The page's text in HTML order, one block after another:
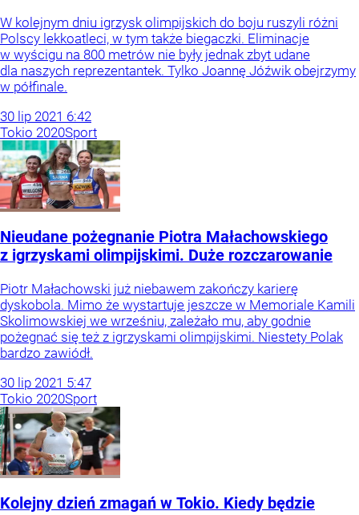
W kolejnym dniu igrzysk olimpijskich do boju ruszyli różni
Polscy lekkoatleci, w tym także biegaczki. Eliminacje
w wyścigu na 800 metrów nie były jednak zbyt udane
dla naszych reprezentantek. Tylko Joannę Jóźwik obejrzymy
w półfinale.
30 lip 2021 6:42
Tokio 2020Sport
Nieudane pożegnanie Piotra Małachowskiego
z igrzyskami olimpijskimi. Duże rozczarowanie
Piotr Małachowski już niebawem zakończy karierę
dyskobola. Mimo że wystartuje jeszcze w Memoriale Kamili
Skolimowskiej we wrześniu, zależało mu, aby godnie
pożegnać się też z igrzyskami olimpijskimi. Niestety Polak
bardzo zawiódł.
30 lip 2021 5:47
Tokio 2020Sport
Kolejny dzień zmagań w Tokio. Kiedy będzie